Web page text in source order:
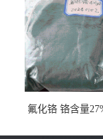
氟化铬 铬含量